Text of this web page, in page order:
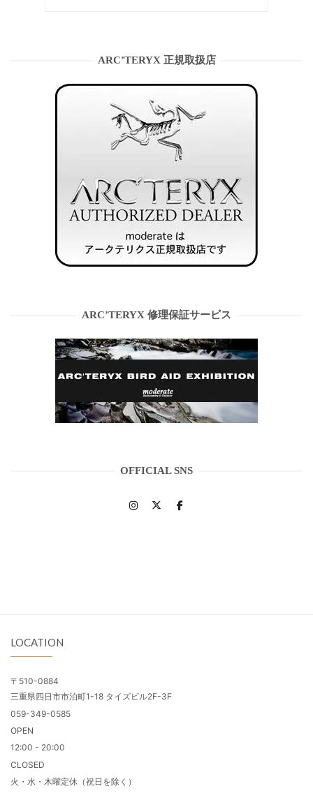
ARC’TERYX 正規取扱店
ARC’TERYX 修理保証サービス
OFFICIAL SNS
LOCATION
〒510-0884
三重県四日市市泊町1-18 タイズビル2F-3F
059-349-0585
OPEN
12:00 - 20:00
CLOSED
火・水・木曜定休（祝日を除く）